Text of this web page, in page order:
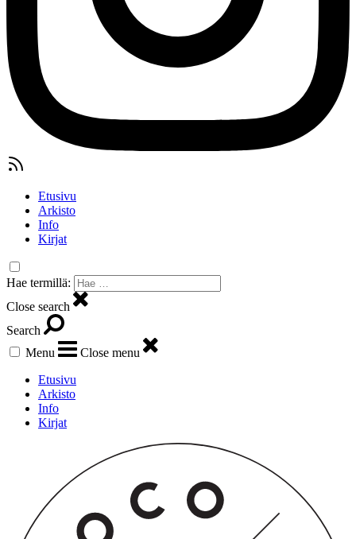
Etusivu
Arkisto
Info
Kirjat
Hae termillä:
Close search
Search
Menu
Close menu
Etusivu
Arkisto
Info
Kirjat